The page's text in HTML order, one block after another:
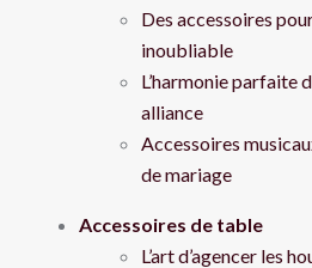
Des accessoires
inoubliable
L’harmonie parfaite
alliance
Accessoires
de mariage
Accessoires de table
L’art d’agencer les